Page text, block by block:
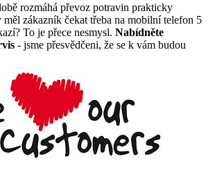
rozmáhá převoz potravin prakticky
zákazník čekat třeba na mobilní telefon 5
To je přece nesmysl. Nabídněte
- jsme přesvědčeni, že se k vám budou